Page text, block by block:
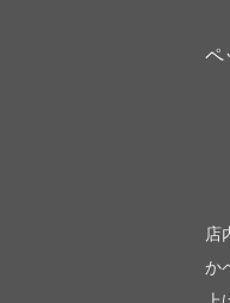
ペ
店
か